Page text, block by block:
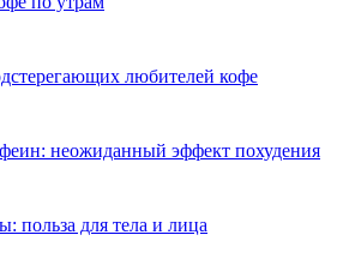
любителей кофе
неожиданный эффект похудения
польза для тела и лица